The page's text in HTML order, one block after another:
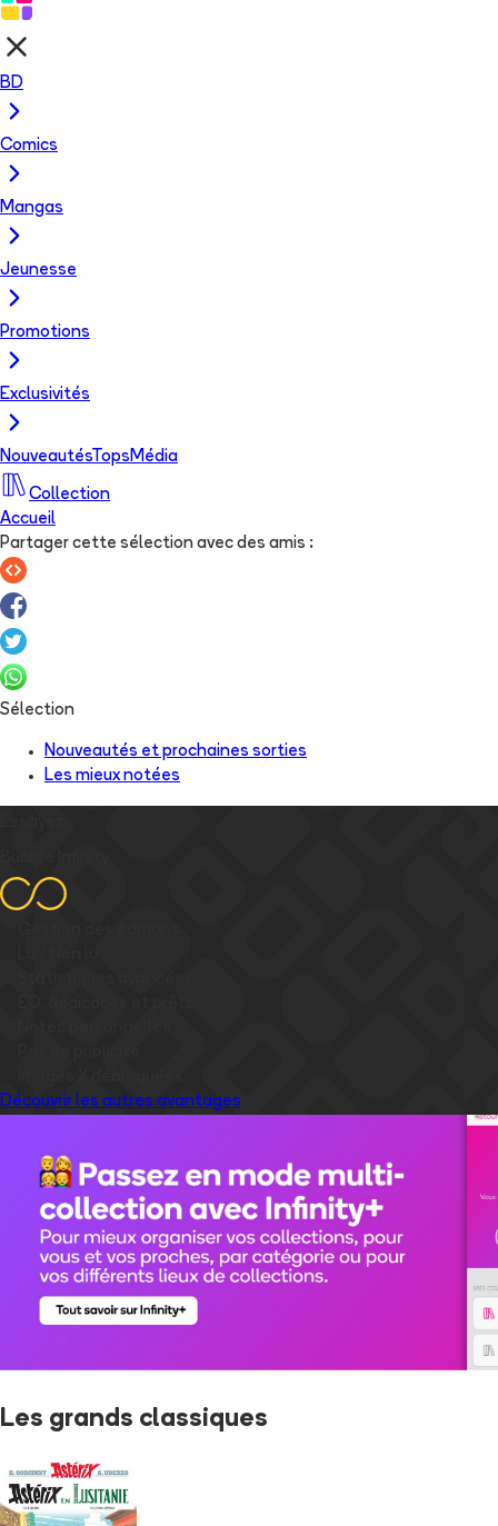
BD
Comics
Mangas
Jeunesse
Promotions
Exclusivités
NouveautésTops Média
Collection
Accueil
Partager cette sélection avec des amis :
Sélection
Nouveautés et prochaines sorties
Les mieux notées
Découvrir les autres avantages
Les grands classiques